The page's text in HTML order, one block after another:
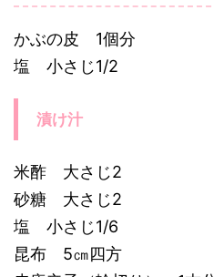
かぶの皮 1個分
塩 小さじ1/2
漬け汁
米酢 大さじ2
砂糖 大さじ2
塩 小さじ1/6
昆布 5㎝四方